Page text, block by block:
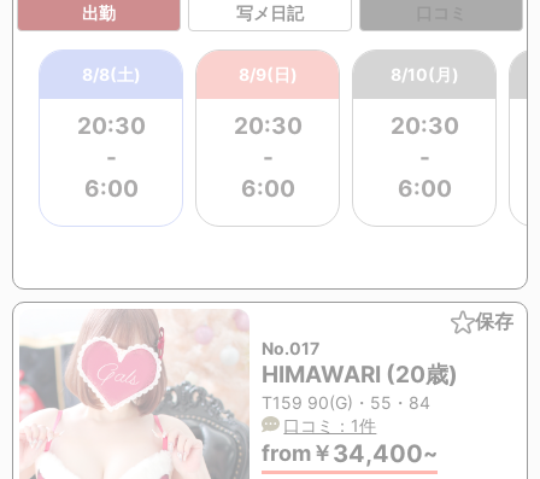
出勤 写メ日記
8/8(土)
20:30
-
6:00
8/9(日)
20:30
-
6:00
8/10(月)
20:30
-
6:00
保存
No.017
HIMAWARI (20歳)
T159 90(G)・55・84
口コミ：1件
from￥34,400~